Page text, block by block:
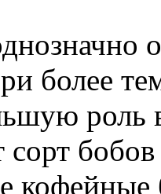
более
роль
сорт